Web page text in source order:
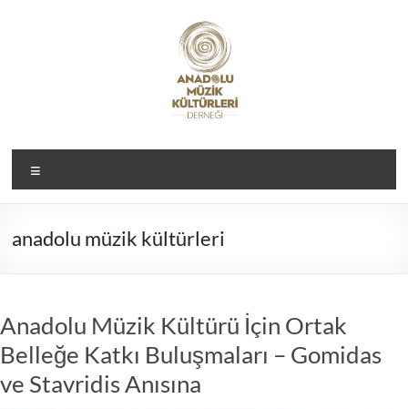
Anadolu
Müzik
Kültürleri
anadolu müzik kültürleri
Anadolu Müzik Kültürü İçin Ortak
Belleğe Katkı Buluşmaları – Gomidas
ve Stavridis Anısına